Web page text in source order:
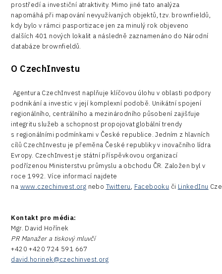
prostředí a investiční atraktivity. Mimo jiné tato analýza
napomáhá při mapování nevyužívaných objektů, tzv. brownfieldů,
kdy bylo v rámci pasportizace jen za minulý rok objeveno
dalších 401 nových lokalit a následně zaznamenáno do Národní
databáze brownfieldů.
O CzechInvestu
Agentura CzechInvest naplňuje klíčovou úlohu v oblasti podpory
podnikání a investic v její komplexní podobě. Unikátní spojení
regionálního, centrálního a mezinárodního působení zajišťuje
integritu služeb a schopnost propojovat globální trendy
s regionálními podmínkami v České republice. Jedním z hlavních
cílů CzechInvestu je přeměna České republiky v inovačního lídra
Evropy. CzechInvest je státní příspěvkovou organizací
podřízenou Ministerstvu průmyslu a obchodu ČR. Založen byl v
roce 1992. Více informací najdete
na www.czechinvest.org nebo Twitteru, Facebooku či LinkedInu
Kontakt pro média:
Mgr. David Hořínek
PR Manažer a tiskový mluvčí
+420 +420 724 591 667
david.horinek@czechinvest.org